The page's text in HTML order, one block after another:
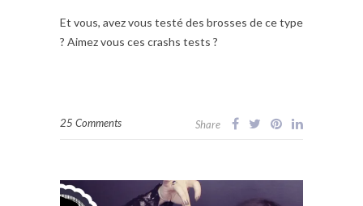
Et vous, avez vous testé des brosses de ce type
? Aimez vous ces crashs tests ?
25 Comments Share